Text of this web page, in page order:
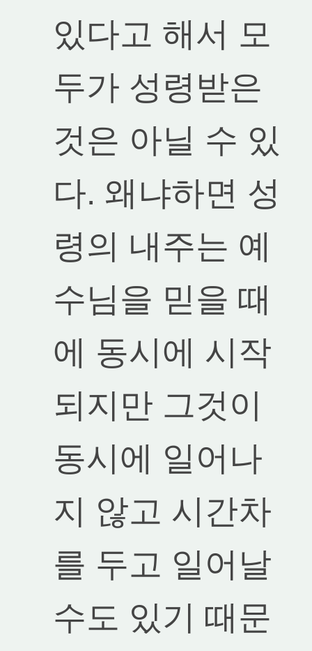
있다고 해서 모
두가 성령받은
것은 아닐 수 있
다. 왜냐하면 성
령의 내주는 예
수님을 믿을 때
에 동시에 시작
되지만 그것이
동시에 일어나
지 않고 시간차
를 두고 일어날
수도 있기 때문